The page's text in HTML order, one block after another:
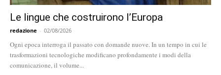
Le lingue che costruirono l’Europa
redazione - 02/08/2026
Ogni epoca interroga il passato con domande nuove. In un tempo in cui le
trasformazioni tecnologiche modificano profondamente i modi della
comunicazione, il volume...